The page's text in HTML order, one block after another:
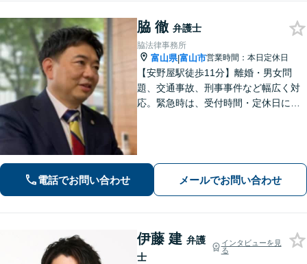
脇 徹 弁護士
脇法律事務所
富山県|富山市営業時間：本日定休日
【安野屋駅徒歩11分】離婚・男女問
題、交通事故、刑事事件など幅広く対
応。緊急時は、受付時間・定休日に関
相談可】
電話でお問い合わせ メールでお問い合わせ
伊藤 建 弁護
士
インタビューを見
る